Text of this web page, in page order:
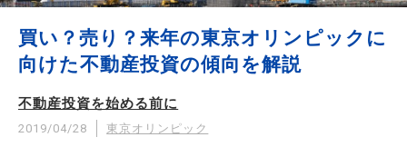
買い？売り？来年の東京オリンピックに
向けた不動産投資の傾向を解説
不動産投資を始める前に
2019/04/28 東京オリンピック